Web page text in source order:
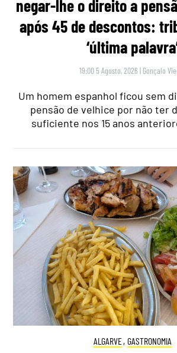
negar-lhe o direito a
após 45 de descontos:
‘última
19:00 5 Agosto, 2026 | Gonçalo
Um homem espanhol ficou sem
pensão de velhice por não ter
suficiente nos 15 anos
ALGARVE, GASTRONOMIA